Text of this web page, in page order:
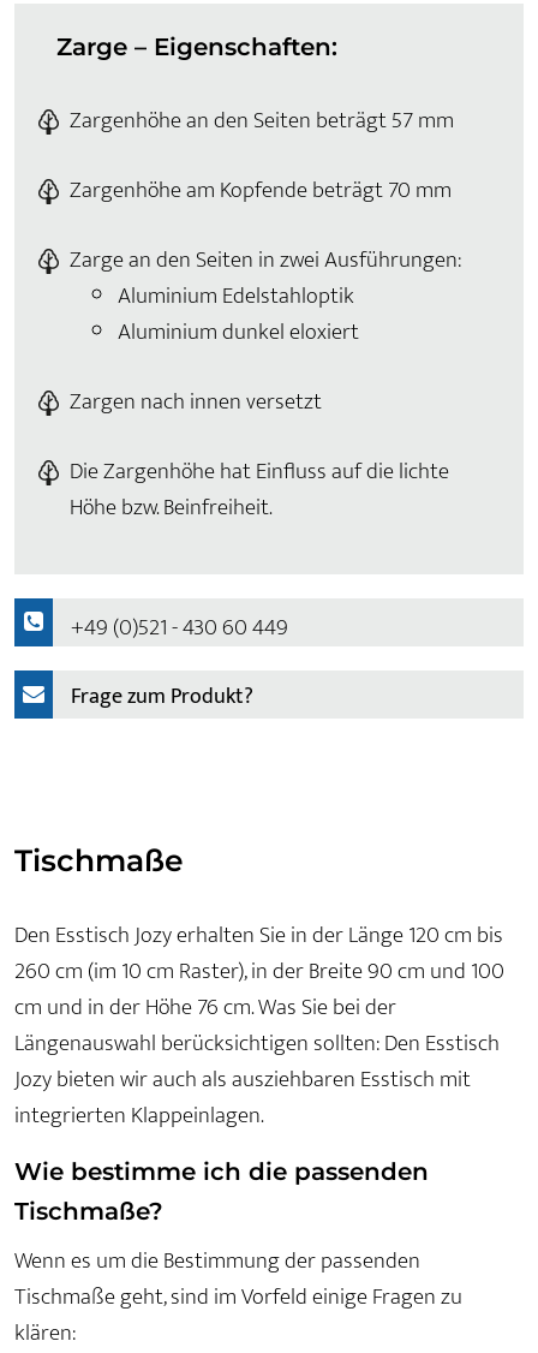
Zarge – Eigenschaften:
Zargenhöhe an den Seiten beträgt 57 mm
Zargenhöhe am Kopfende beträgt 70 mm
Zarge an den Seiten in zwei Ausführungen:
Aluminium Edelstahloptik
Aluminium dunkel eloxiert
Zargen nach innen versetzt
Die Zargenhöhe hat Einfluss auf die lichte
Höhe bzw. Beinfreiheit.
+49 (0)521 - 430 60 449
Frage zum Produkt?
Tischmaße
Den Esstisch Jozy erhalten Sie in der Länge 120 cm bis
260 cm (im 10 cm Raster), in der Breite 90 cm und 100
cm und in der Höhe 76 cm. Was Sie bei der
Längenauswahl berücksichtigen sollten: Den Esstisch
Jozy bieten wir auch als ausziehbaren Esstisch mit
integrierten Klappeinlagen.
Wie bestimme ich die passenden
Tischmaße?
Wenn es um die Bestimmung der passenden
Tischmaße geht, sind im Vorfeld einige Fragen zu
klären: